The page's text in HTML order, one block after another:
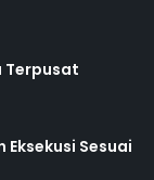
Terpusat
Eksekusi Sesuai